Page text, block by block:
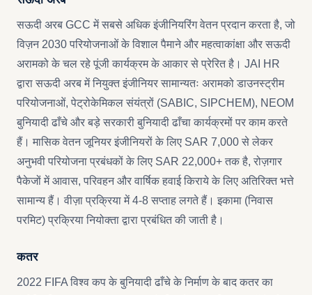
सऊदी अरब GCC में सबसे अधिक इंजीनियरिंग वेतन प्रदान करता है, जो
विज़न 2030 परियोजनाओं के विशाल पैमाने और महत्वाकांक्षा और सऊदी
अरामको के चल रहे पूंजी कार्यक्रम के आकार से प्रेरित है। JAI HR
द्वारा सऊदी अरब में नियुक्त इंजीनियर सामान्यतः अरामको डाउनस्ट्रीम
परियोजनाओं, पेट्रोकेमिकल संयंत्रों (SABIC, SIPCHEM), NEOM
बुनियादी ढाँचे और बड़े सरकारी बुनियादी ढाँचा कार्यक्रमों पर काम करते
हैं। मासिक वेतन जूनियर इंजीनियरों के लिए SAR 7,000 से लेकर
अनुभवी परियोजना प्रबंधकों के लिए SAR 22,000+ तक है, रोज़गार
पैकेजों में आवास, परिवहन और वार्षिक हवाई किराये के लिए अतिरिक्त भत्ते
सामान्य हैं। वीज़ा प्रक्रिया में 4-8 सप्ताह लगते हैं। इकामा (निवास
परमिट) प्रक्रिया नियोक्ता द्वारा प्रबंधित की जाती है।
कतर
2022 FIFA विश्व कप के बुनियादी ढाँचे के निर्माण के बाद कतर का